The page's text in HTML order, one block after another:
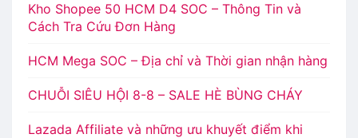
Kho Shopee 50 HCM D4 SOC – Thông Tin và
Cách Tra Cứu Đơn Hàng
HCM Mega SOC – Địa chỉ và Thời gian nhận hàng
CHUỖI SIÊU HỘI 8-8 – SALE HÈ BÙNG CHÁY
Lazada Affiliate và những ưu khuyết điểm khi